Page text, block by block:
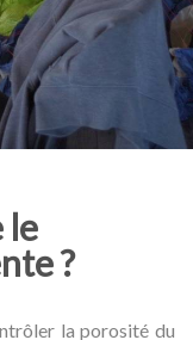
le
?
la porosité du